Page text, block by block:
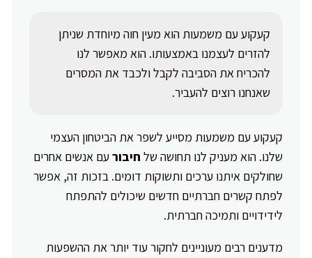
קעקוע עם משמעות הוא מעין חוה מיוחדת שניתן
להזרים לעצמנו באמצעותו. הוא מאפשר לנו
להכריח את הסביבה לקבל ולכבד את המסרים
שאנחנו רוצים להעביר.
קעקוע עם משמעות מסייע לשפר את הביטחון העצמי
שלנו. הוא מעניק לנו תחושה של חיבורעם אנשים אחרים
שחולקים איתנו ערכים ותשוקות דומים. בזכות זה, אפשר
לפתח קשרים חברתיים חדשים שיכולים להתפתח
לידידויים ותמיכה חברתית.
מדענים רבים מעוניינים לחקור עוד יותר את ההשפעות